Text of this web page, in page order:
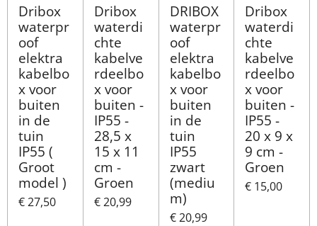
Dribox
waterpr
oof
elektra
kabelbo
x voor
buiten
in de
tuin
IP55 (
Groot
model )
€ 27,50
Dribox
waterdi
chte
kabelve
rdeelbo
x voor
buiten -
IP55 -
28,5 x
15 x 11
cm -
Groen
€ 20,99
DRIBOX
waterpr
oof
elektra
kabelbo
x voor
buiten
in de
tuin
IP55
zwart
(mediu
m)
€ 20,99
Dribox
waterdi
chte
kabelve
rdeelbo
x voor
buiten -
IP55 -
20 x 9 x
9 cm -
Groen
€ 15,00